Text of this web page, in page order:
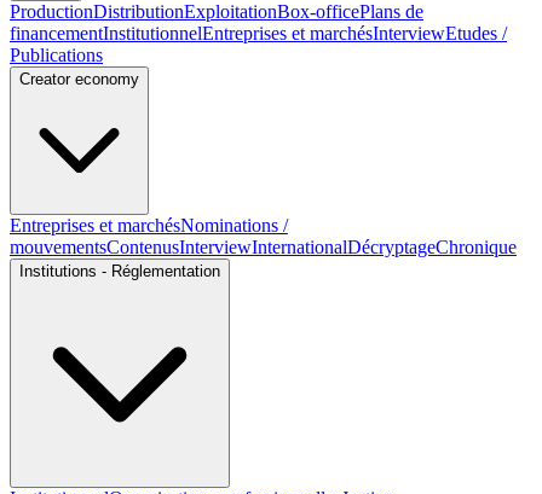
ProductionDistributionExploitationBox-officePlans de
financementInstitutionnelEntreprises et marchésInterviewEtudes /
Publications
Creator economy
Entreprises et marchésNominations /
mouvementsContenusInterviewInternationalDécryptageChronique
Institutions - Réglementation